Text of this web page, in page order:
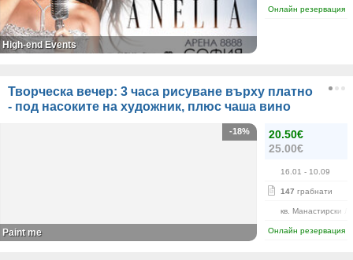
Онлайн резервация
High-end Events
Творческа вечер: 3 часа рисуване върху платно
- под насоките на художник, плюс чаша вино
20.50€
25.00€
16.01 - 10.09
147 грабнати
кв. Манастирски
Онлайн резервация
-18%
Paint me